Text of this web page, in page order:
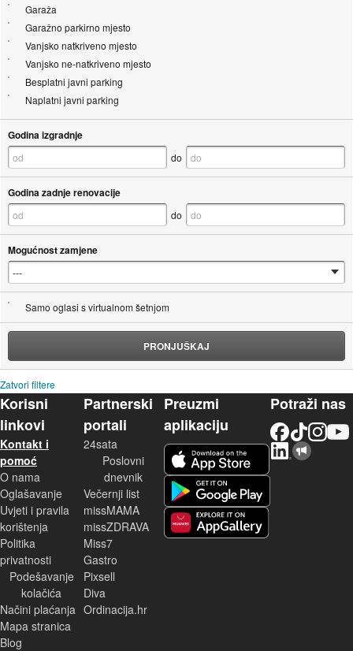
Garaža
Garažno parkirno mjesto
Vanjsko natkriveno mjesto
Vanjsko ne-natkriveno mjesto
Besplatni javni parking
Naplatni javni parking
Godina izgradnje
do
Godina zadnje renovacije
do
Mogućnost zamjene
Samo oglasi s virtualnom šetnjom
PRONJUŠKAJ
Zatvori filtere
Korisni
linkovi
Kontakt i
pomoć
O nama
Oglašavanje
Uvjeti i pravila
korištenja
Politika
privatnosti
Podešavanje
kolačića
Načini plaćanja
Mapa stranica
Blog
Partnerski
portali
24sata
Poslovni
dnevnik
Večernji list
missMAMA
missZDRAVA
Miss7
Gastro
Pixsell
Diva
Ordinacija.hr
Preuzmi
aplikaciju
Potraži nas